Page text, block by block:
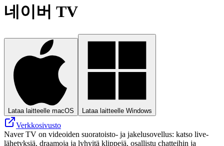
네이버 TV
Lataa laitteelle macOS Lataa laitteelle Windows
Verkkosivusto
Naver TV on videoiden suoratoisto- ja jakelusovellus: katso live-
lähetyksiä, draamoja ja lyhyitä klippejä, osallistu chatteihin ja